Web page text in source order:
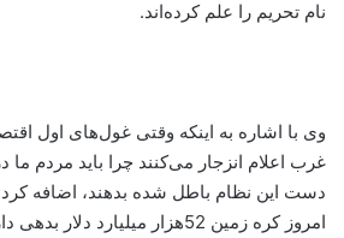
نام تحریم را علم کرده‌اند.
وی با اشاره به اینکه وقتی غول‌های اول
غرب اعلام انزجار می‌کنند چرا باید مردم ما
دست این نظام باطل شده بدهند، اضافه
امروز کره زمین 52هزار میلیارد